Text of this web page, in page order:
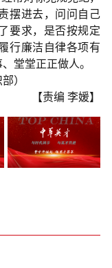
摆进去，问问自己
要求，是否按规定
行廉洁自律各项有
堂堂正正做人。
）
【责编 李媛】